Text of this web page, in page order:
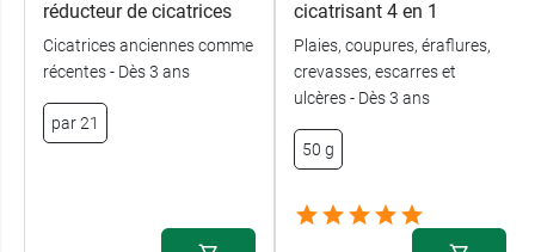
réducteur de cicatrices
Cicatrices anciennes comme
récentes - Dès 3 ans
par 21
cicatrisant 4 en 1
Plaies, coupures, éraflures,
crevasses, escarres et
ulcères - Dès 3 ans
50 g